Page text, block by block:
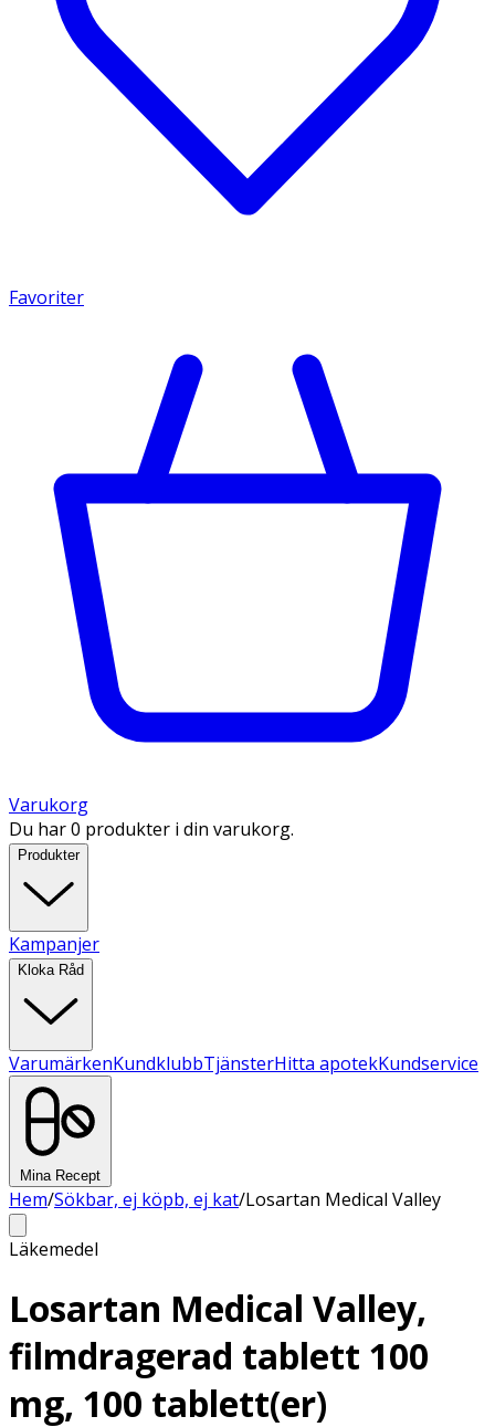
Favoriter
Varukorg
Du har 0 produkter i din varukorg.
Produkter
Kampanjer
Kloka Råd
VarumärkenKundklubbTjänsterHitta apotekKundservice
Mina Recept
Hem/Sökbar, ej köpb, ej kat/Losartan Medical Valley
Läkemedel
Losartan Medical Valley,
filmdragerad tablett 100
mg, 100 tablett(er)